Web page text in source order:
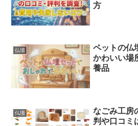
方
仏壇
ペットの仏
かわいい場
養品
仏壇
なごみ工房
判や口コミ